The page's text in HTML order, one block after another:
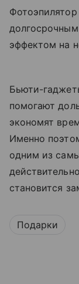
эффектом на
Бьюти-
помогают
экономят
Именно
одним из
становится
Подарки